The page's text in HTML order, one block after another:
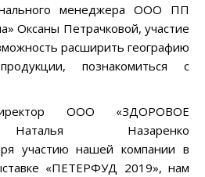
менеджера ООО ПП
Оксаны Петрачковой, участие
расширить географию
познакомиться с
ООО «ЗДОРОВОЕ
Назаренко
участию нашей компании в
«ПЕТЕРФУД 2019», нам